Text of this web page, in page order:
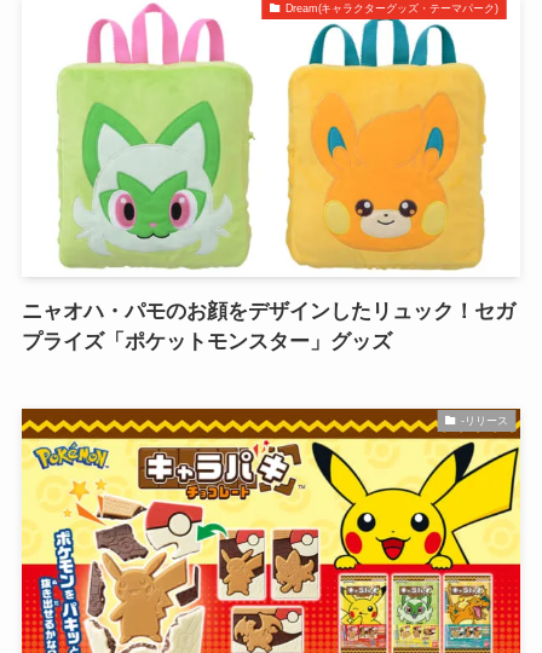
Dream(キャラクターグッズ・テーマパーク)
ニャオハ・パモのお顔をデザインしたリュック！セガ
プライズ「ポケットモンスター」グッズ
-リリース